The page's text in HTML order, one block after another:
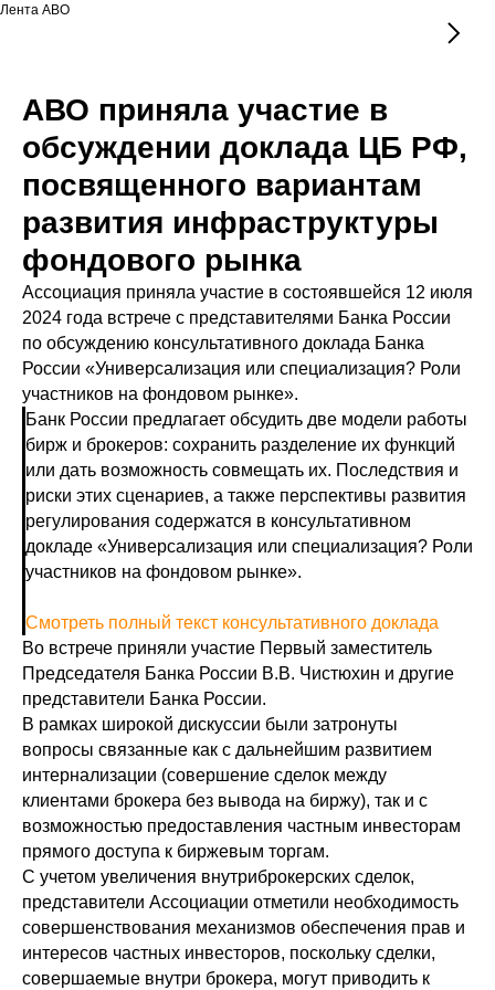
Лента АВО
АВО приняла участие в
обсуждении доклада ЦБ РФ,
посвященного вариантам
развития инфраструктуры
фондового рынка
Ассоциация приняла участие в состоявшейся 12 июля
2024 года встрече с представителями Банка России
по обсуждению консультативного доклада Банка
России «Универсализация или специализация? Роли
участников на фондовом рынке».
Банк России предлагает обсудить две модели работы
бирж и брокеров: сохранить разделение их функций
или дать возможность совмещать их. Последствия и
риски этих сценариев, а также перспективы развития
регулирования содержатся в консультативном
докладе «Универсализация или специализация? Роли
участников на фондовом рынке».
Смотреть полный текст консультативного доклада
Во встрече приняли участие Первый заместитель
Председателя Банка России В.В. Чистюхин и другие
представители Банка России.
В рамках широкой дискуссии были затронуты
вопросы связанные как с дальнейшим развитием
интернализации (совершение сделок между
клиентами брокера без вывода на биржу), так и с
возможностью предоставления частным инвесторам
прямого доступа к биржевым торгам.
С учетом увеличения внутриброкерских сделок,
представители Ассоциации отметили необходимость
совершенствования механизмов обеспечения прав и
интересов частных инвесторов, поскольку сделки,
совершаемые внутри брокера, могут приводить к